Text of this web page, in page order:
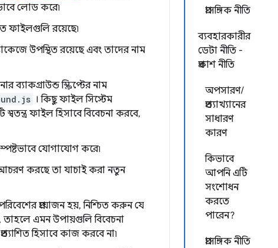
প্রাসঙ্গিক নীতি
ব্যবহারকারীর
ডেটা নীতি -
প্রকাশ নীতি
অপসারণ/
প্রত্যাখ্যানের
সাধারণ
কারণ
কিভাবে
আপনি এটি
সংশোধন
করতে
পারেন?
প্রাসঙ্গিক নীতি
লোড করে৷
ফাইলগুলি রয়েছে৷
উপস্থিত রয়েছে এবং তাদের নাম
স্ক্রিপ্টের নাম
। কিছু ফাইল সিস্টেম
ফাইল হিসাবে বিবেচনা করবে,
যোগাযোগ করে৷
করছে তা যাচাই করা নতুন
প্রয়োজন হয়, নিশ্চিত করুন যে
তাহলে এমন উপায়গুলি বিবেচনা
হিসাবে কাজ করবে না৷